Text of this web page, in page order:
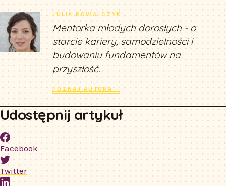
JULIA KOWALCZYK
Mentorka młodych dorosłych - o
starcie kariery, samodzielności i
budowaniu fundamentów na
przyszłość.
POZNAJ AUTORA →
Udostępnij artykuł
Facebook
Twitter